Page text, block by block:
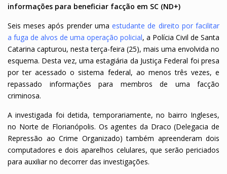
informações para beneficiar facção em SC (ND+)
Seis meses após prender umaestudante de direito por facilitar
a fuga de alvos de uma operação policial, a Polícia Civil de Santa
Catarina capturou, nesta terça-feira (25), mais uma envolvida no
esquema. Desta vez, uma estagiária da Justiça Federal foi presa
por ter acessado o sistema federal, ao menos três vezes, e
repassado informações para membros de uma facção
criminosa.
A investigada foi detida, temporariamente, no bairro Ingleses,
no Norte de Florianópolis. Os agentes da Draco (Delegacia de
Repressão ao Crime Organizado) também apreenderam dois
computadores e dois aparelhos celulares, que serão periciados
para auxiliar no decorrer das investigações.